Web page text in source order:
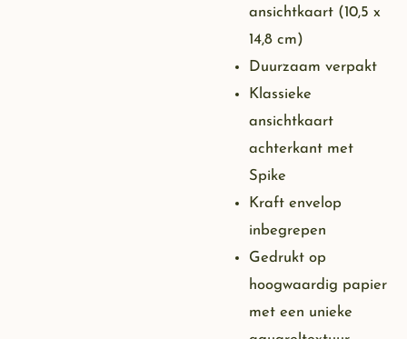
ansichtkaart (10,5 x
14,8 cm)
Duurzaam verpakt
Klassieke
ansichtkaart
achterkant met
Spike
Kraft envelop
inbegrepen
Gedrukt op
hoogwaardig papier
met een unieke